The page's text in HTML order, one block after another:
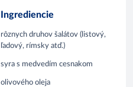
Ingrediencie
rôznych druhov šalátov (listový,
ľadový, rímsky atď.)
syra s medvedím cesnakom
olivového oleja